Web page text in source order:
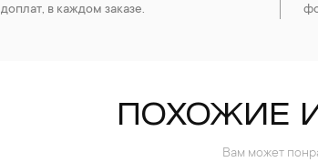
доплат, в каждом заказе.
ПОХОЖИЕ
Вам может